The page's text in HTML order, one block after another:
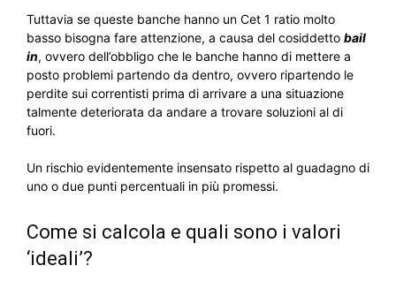
Tuttavia se queste banche hanno un Cet 1 ratio molto
basso bisogna fare attenzione, a causa del cosiddetto bail
in, ovvero dell’obbligo che le banche hanno di mettere a
posto problemi partendo da dentro, ovvero ripartendo le
perdite sui correntisti prima di arrivare a una situazione
talmente deteriorata da andare a trovare soluzioni al di
fuori.
Un rischio evidentemente insensato rispetto al guadagno di
uno o due punti percentuali in più promessi.
Come si calcola e quali sono i valori
‘ideali’?